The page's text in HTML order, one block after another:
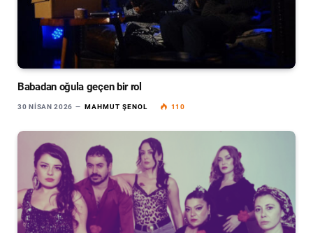
Babadan oğula geçen bir rol
30 NISAN 2026 MAHMUT ŞENOL 110